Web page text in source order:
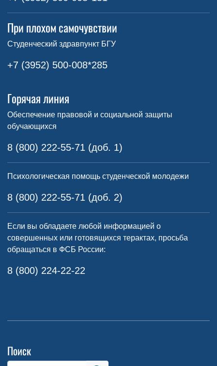
При плохом самочувствии
Студенческий здравпункт БГУ
+7 (3952) 500-008*285
Горячая линия
Обеспечение правовой и социальной защиты
обучающихся
8 (800) 222-55-71 (доб. 1)
Психологическая помощь студенческой молодежи
8 (800) 222-55-71 (доб. 2)
Если вы обладаете любой информацией о
совершенных или готовящихся терактах, просьба
обращаться в ФСБ России:
8 (800) 224-22-22
Поиск